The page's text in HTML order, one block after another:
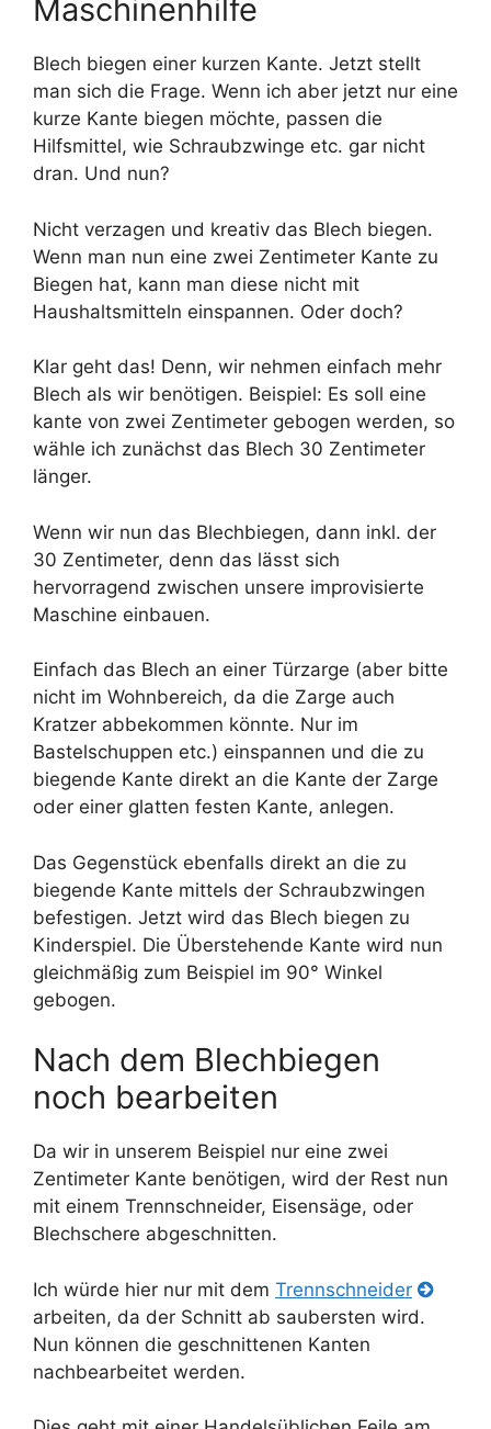
Maschinenhilfe
Blech biegen einer kurzen Kante. Jetzt stellt
man sich die Frage. Wenn ich aber jetzt nur eine
kurze Kante biegen möchte, passen die
Hilfsmittel, wie Schraubzwinge etc. gar nicht
dran. Und nun?
Nicht verzagen und kreativ das Blech biegen.
Wenn man nun eine zwei Zentimeter Kante zu
Biegen hat, kann man diese nicht mit
Haushaltsmitteln einspannen. Oder doch?
Klar geht das! Denn, wir nehmen einfach mehr
Blech als wir benötigen. Beispiel: Es soll eine
kante von zwei Zentimeter gebogen werden, so
wähle ich zunächst das Blech 30 Zentimeter
länger.
Wenn wir nun das Blechbiegen, dann inkl. der
30 Zentimeter, denn das lässt sich
hervorragend zwischen unsere improvisierte
Maschine einbauen.
Einfach das Blech an einer Türzarge (aber bitte
nicht im Wohnbereich, da die Zarge auch
Kratzer abbekommen könnte. Nur im
Bastelschuppen etc.) einspannen und die zu
biegende Kante direkt an die Kante der Zarge
oder einer glatten festen Kante, anlegen.
Das Gegenstück ebenfalls direkt an die zu
biegende Kante mittels der Schraubzwingen
befestigen. Jetzt wird das Blech biegen zu
Kinderspiel. Die Überstehende Kante wird nun
gleichmäßig zum Beispiel im 90° Winkel
gebogen.
Nach dem Blechbiegen
noch bearbeiten
Da wir in unserem Beispiel nur eine zwei
Zentimeter Kante benötigen, wird der Rest nun
mit einem Trennschneider, Eisensäge, oder
Blechschere abgeschnitten.
Ich würde hier nur mit dem Trennschneider
arbeiten, da der Schnitt ab saubersten wird.
Nun können die geschnittenen Kanten
nachbearbeitet werden.